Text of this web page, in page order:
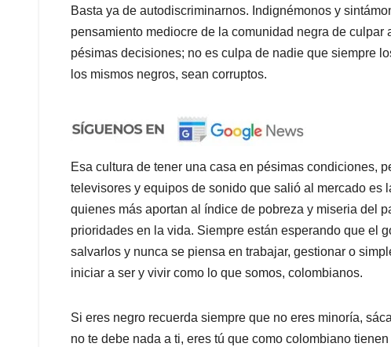
Basta ya de autodiscriminarnos. Indignémonos y
pensamiento mediocre de la comunidad negra de culpar
pésimas decisiones; no es culpa de nadie que siempre
los mismos negros, sean corruptos.
Esa cultura de tener una casa en pésimas condiciones,
televisores y equipos de sonido que salió al mercado es
quienes más aportan al índice de pobreza y miseria del
prioridades en la vida. Siempre están esperando que el
salvarlos y nunca se piensa en trabajar, gestionar o
iniciar a ser y vivir como lo que somos, colombianos.
Si eres negro recuerda siempre que no eres minoría,
no te debe nada a ti, eres tú que como colombiano